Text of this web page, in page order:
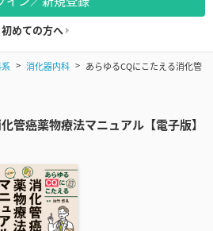
初めての方へ
消化器内科
あらゆるCQにこたえる消化管
管癌薬物療法マニュアル【電子版】